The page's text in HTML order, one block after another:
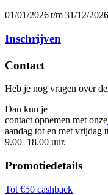
01/01/2026 t/m 31/12/
Inschrijven
Contact
Heb je nog vragen over
Dan kun je
contact opnemen met onze
aandag tot en met vrijdag
9.00–18.00 uur.
Promotiedetails
Tot €50 cashback